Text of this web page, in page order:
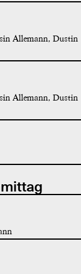
Allemann, Dustin
Allemann, Dustin